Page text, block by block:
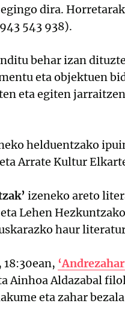
dira.
543 938).
behar izan
eta objektuen
eta egiten
helduentzako
Arrate Kultur
izeneko areto
Lehen
haur
Ainhoa Aldazabal
eta zahar